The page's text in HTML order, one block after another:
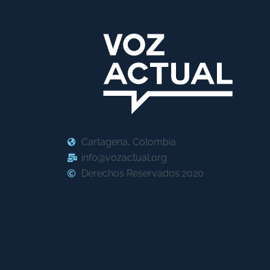
Cartagena, Colombia
info@vozactual.org
Derechos Reservados 2020